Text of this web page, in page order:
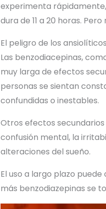
experimenta
dura de 11 a 20 horas.
El peligro de los ansiolíticos
Las benzodiacepinas,
muy larga de efectos
personas se sientan
confundidas o inestables.
Otros efectos
confusión mental, la
alteraciones del sueño.
El uso a largo plazo
más benzodiazepinas se